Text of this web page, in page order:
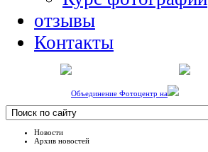
отзывы
Контакты
Объединение Фотоцентр на
Новости
Архив новостей